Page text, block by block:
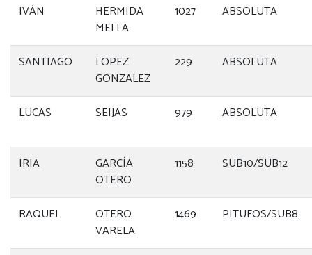
IVÁN
HERMIDA
MELLA
1027 ABSOLUTA
SANTIAGO
LOPEZ
GONZALEZ
229 ABSOLUTA
LUCAS SEIJAS 979 ABSOLUTA
IRIA
GARCÍA
OTERO
1158 SUB10/SUB12
RAQUEL
OTERO
VARELA
1469 PITUFOS/SUB8